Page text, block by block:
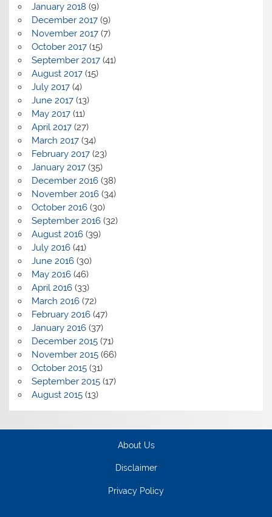
January 2018 (9)
December 2017(9)
November 2017(7)
October 2017(15)
September 2017(41)
August 2017(15)
July 2017(4)
June 2017(13)
May 2017(11)
April 2017(27)
March 2017(34)
February 2017(23)
January 2017(35)
December 2016(38)
November 2016(34)
October 2016(30)
September 2016(32)
August 2016(39)
July 2016(41)
June 2016(30)
May 2016(46)
April 2016(33)
March 2016(72)
February 2016(47)
January 2016(37)
December 2015(71)
November 2015(66)
October 2015(31)
September 2015(17)
August 2015(13)
About Us
Disclaimer
Privacy Policy